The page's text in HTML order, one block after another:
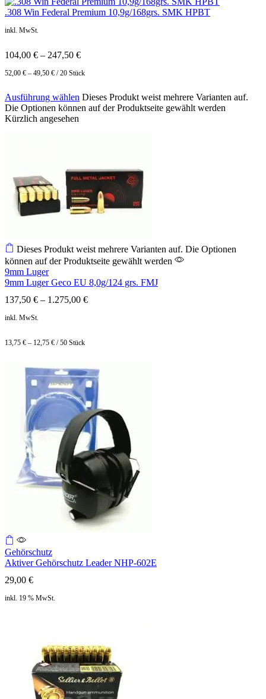
.308 Win Federal Premium 10,9g/168grs. SMK HPBT
inkl. MwSt.
104,00 € – 247,50 €
52,00 € – 49,50 € /20 Stück
Ausführung wählen Dieses Produkt weist mehrere Varianten auf.
Die Optionen können auf der Produktseite gewählt werden
Kürzlich angesehen
Dieses Produkt weist mehrere Varianten auf. Die Optionen
können auf der Produktseite gewählt werden
9mm Luger
9mm Luger Geco EU 8,0g/124 grs. FMJ
137,50 € – 1.275,00 €
inkl. MwSt.
13,75 € – 12,75 € /50 Stück
Gehörschutz
Aktiver Gehörschutz Leader NHP-602E
29,00 €
inkl. 19 % MwSt.